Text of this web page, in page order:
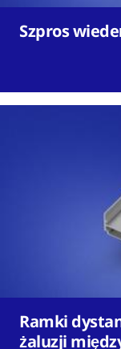
Szpros
Ramki
żaluzji